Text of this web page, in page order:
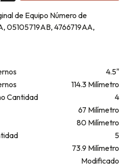
de Equipo Número de
05105719AB, 4766719AA,
4.5"
114.3 Milímetro
Cantidad
4
67 Milímetro
80 Milímetro
5
73.9 Milímetro
Modificado